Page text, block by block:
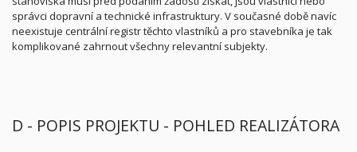
správci dopravní a technické infrastruktury. V současné době navíc
neexistuje centrální registr těchto vlastníků a pro stavebníka je tak
komplikované zahrnout všechny relevantní subjekty.
D - POPIS PROJEKTU - POHLED REALIZÁTORA